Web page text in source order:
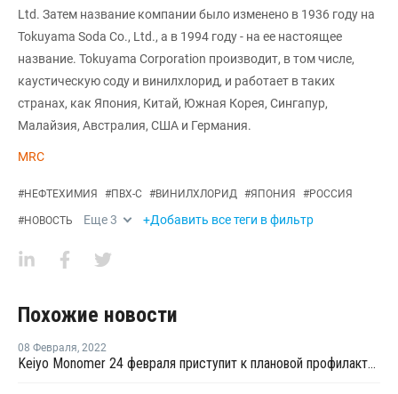
Ltd. Затем название компании было изменено в 1936 году на
Tokuyama Soda Co., Ltd., а в 1994 году - на ее настоящее
название. Tokuyama Corporation производит, в том числе,
каустическую соду и винилхлорид, и работает в таких
странах, как Япония, Китай, Южная Корея, Сингапур,
Малайзия, Австралия, США и Германия.
MRC
#НЕФТЕХИМИЯ #ПВХ-С #ВИНИЛХЛОРИД #ЯПОНИЯ #РОССИЯ
#НОВОСТЬ Еще3 +Добавить все теги в фильтр
Похожие новости
08 Февраля, 2022
Keiyo Monomer 24 февраля приступит к плановой профилактике на заводе ВХМ в Тибе